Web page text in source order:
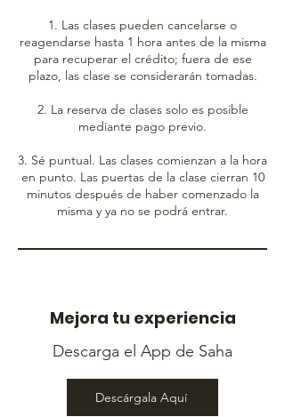
1. Las clases pueden cancelarse o
reagendarse hasta 1 hora antes de la misma
para recuperar el crédito; fuera de ese
plazo, las clase se considerarán tomadas.
2. La reserva de clases solo es posible
mediante pago previo.
3. Sé puntual. Las clases comienzan a la hora
en punto. Las puertas de la clase cierran 10
minutos después de haber comenzado la
misma y ya no se podrá entrar.
Mejora tu experiencia
Descarga el App de Saha
Descárgala Aquí